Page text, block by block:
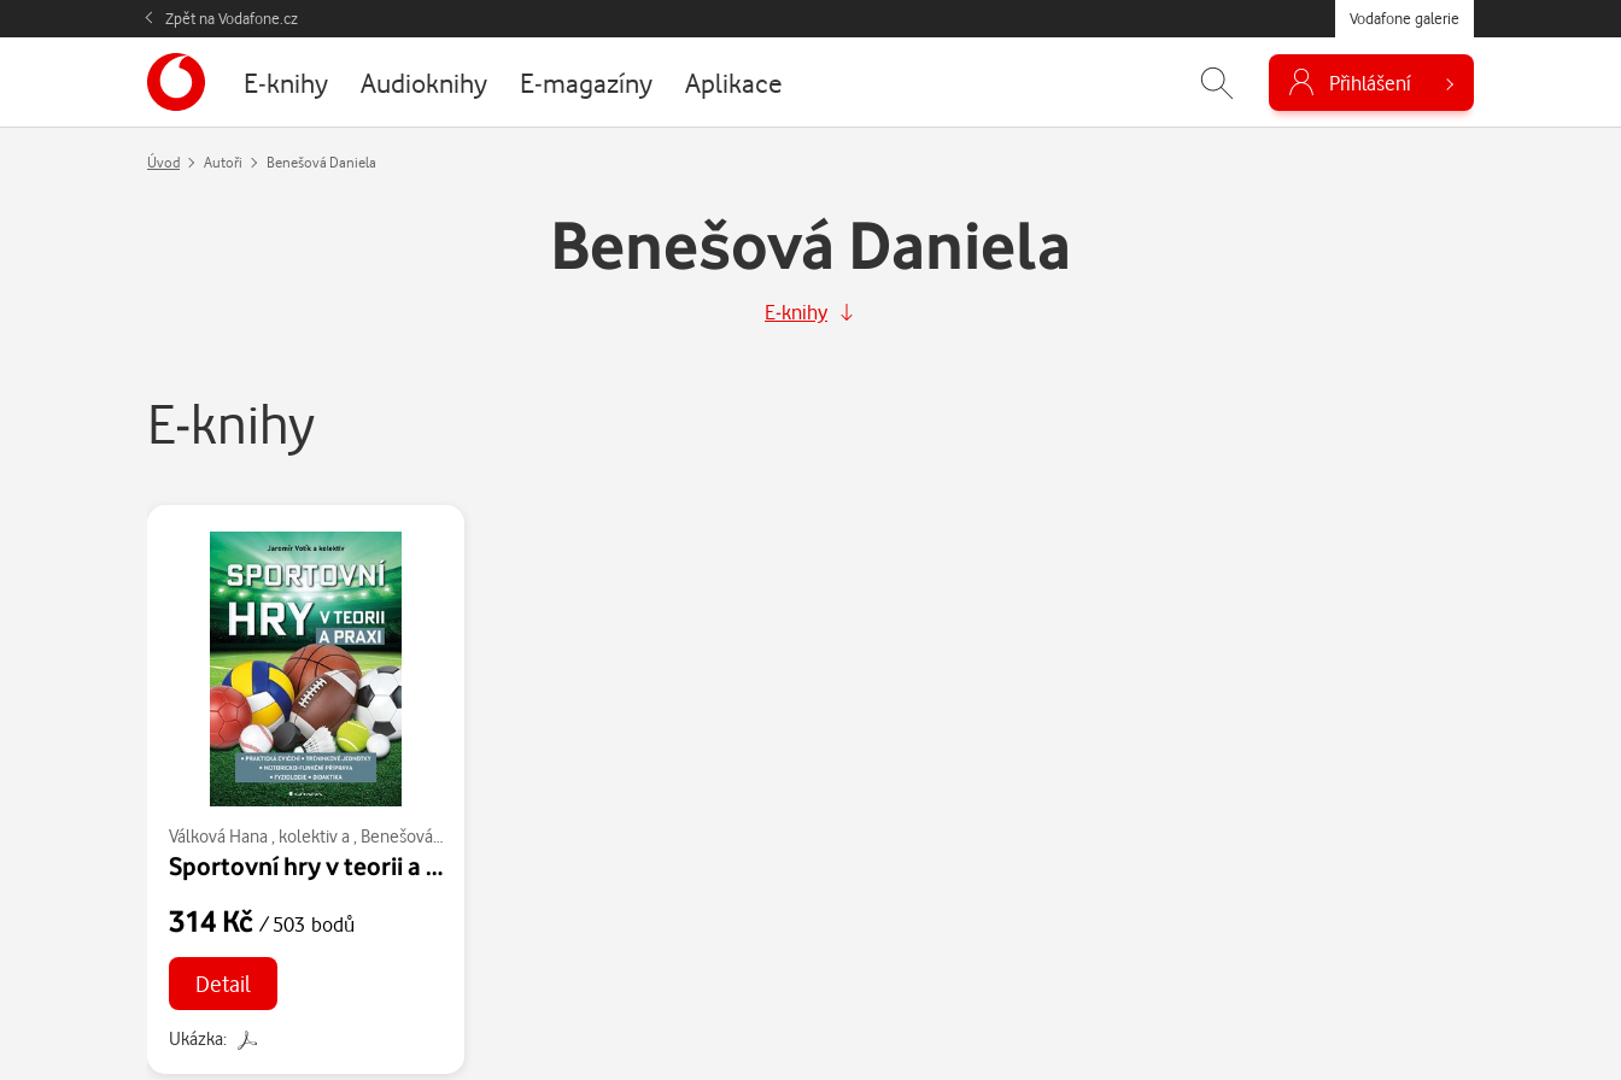
Zpět na Vodafone.cz Vodafone galerie
E-knihy Audioknihy E-magazíny Aplikace Přihlášení
Úvod Autoři Benešová Daniela
Benešová Daniela
E-knihy
E-knihy
Válková Hana , kolektiv a , Benešová Daniela
Sportovní hry v teorii a praxi
314 Kč / 503 bodů
Detail
Ukázka: